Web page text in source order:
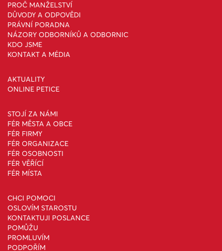
PROČ MANŽELSTVÍ
DŮVODY A ODPOVĚDI
PRÁVNÍ PORADNA
NÁZORY ODBORNÍKŮ A ODBORNIC
KDO JSME
KONTAKT A MÉDIA
AKTUALITY
ONLINE PETICE
STOJÍ ZA NÁMI
FÉR MĚSTA A OBCE
FÉR FIRMY
FÉR ORGANIZACE
FÉR OSOBNOSTI
FÉR VĚŘÍCÍ
FÉR MÍSTA
CHCI POMOCI
OSLOVÍM STAROSTU
KONTAKTUJI POSLANCE
POMŮŽU
PROMLUVÍM
PODPOŘÍM